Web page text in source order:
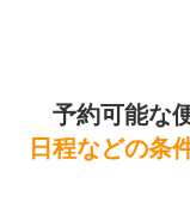
予約可能な
日程などの条